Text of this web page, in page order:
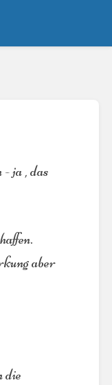
ja , das
aber
die